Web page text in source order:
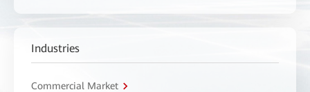
Industries
Commercial Market